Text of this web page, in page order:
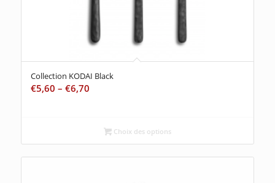
Collection KODAI Black
€5,60 – €6,70
Choix des options